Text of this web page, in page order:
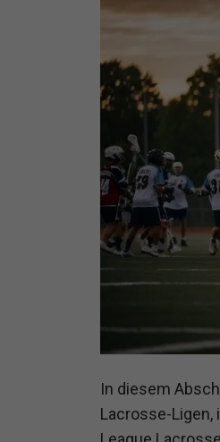
In diesem
Lacrosse-Ligen,